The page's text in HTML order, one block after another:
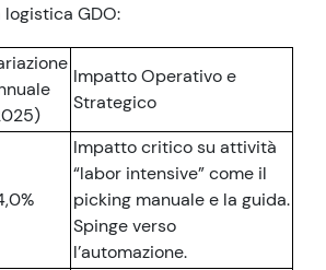
GDO:
Impatto Operativo e
Strategico
Impatto critico su attività
“labor intensive” come il
picking manuale e la guida.
Spinge verso
l’automazione.